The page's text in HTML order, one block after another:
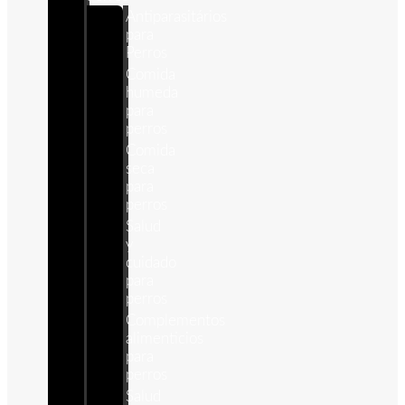
Antiparasitários
para
Perros
Comida
humeda
para
perros
Comida
seca
para
perros
Salud
y
cuidado
para
perros
Complementos
alimenticios
para
perros
Salud